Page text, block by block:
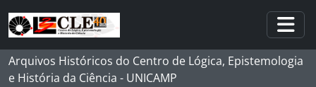
Skip to main content
Arquivos Históricos do Centro de Lógica, Epistemologia
e História da Ciência - UNICAMP